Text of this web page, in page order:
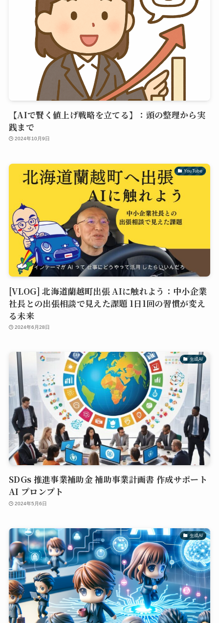
【AIで賢く値上げ戦略を立てる】：頭の整理から実
践まで
2024年10月9日
YouTube
[VLOG] 北海道蘭越町出張 AIに触れよう：中小企業
社長との出張相談で見えた課題 1日1回の習慣が変え
る未来
2024年6月28日
生成AI
SDGs 推進事業補助金 補助事業計画書 作成サポート
AI プロンプト
2024年5月6日
生成AI